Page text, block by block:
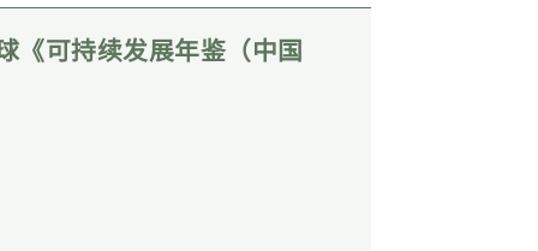
《可持续发展年鉴（中国